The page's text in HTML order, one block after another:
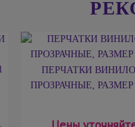
ПЕРЧАТКИ
ПРОЗРАЧНЫЕ, РАЗМЕР